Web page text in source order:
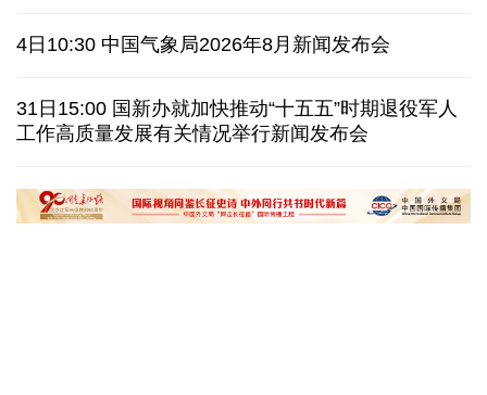
全球媒体聚焦︱外媒：美国劳动力市场正在走弱
日本在南鸟岛部署反舰导弹 暴露“再军事化”野心
外媒说丨中国在非洲青年群体中的好感度稳步上升
4日10:30 中国气象局2026年8月新闻发布会
31日15:00 国新办就加快推动“十五五”时期退役军人
工作高质量发展有关情况举行新闻发布会